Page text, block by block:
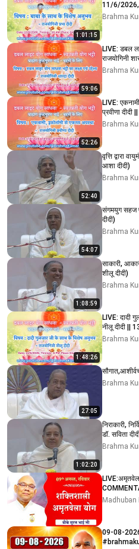
1:01:15
11/6/2026,
Brahma
59:06
LIVE: डबल
Brahma
52:26
LIVE: एकनामी,
Brahma
52:40
वृत्ति द्वारा वायुमंडल
आशा दीदी)
Brahma
54:07
संगमयुग सहज प्राप्ति का युग -
दीदी)
Brahma
1:08:59
साकारी,
शीलू दीदी)
Brahma
1:48:26
LIVE: दादी
Brahma
27:05
Brahma
1:02:20
निराकारी, निर्विकारी,
डॉ. सविता
Brahma
Bhai Ji |
Madhuban
09-08-